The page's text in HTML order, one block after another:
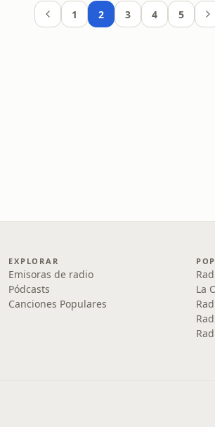
1 2 3 4 5
EXPLORAR
Emisoras de radio
Pódcasts
Canciones Populares
La